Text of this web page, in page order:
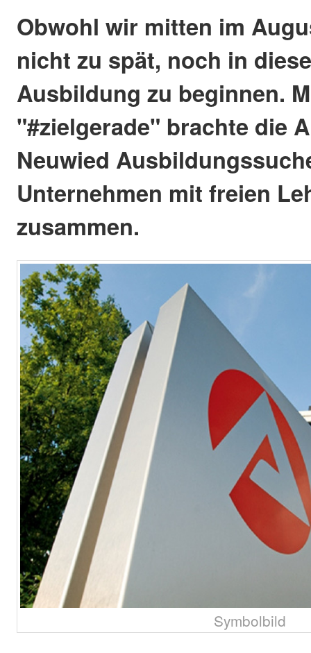
Obwohl wir mitten im
nicht zu spät, noch in
Ausbildung zu beginnen.
"#zielgerade" brachte die
Neuwied
Unternehmen mit freien
zusammen.
Symbolbild